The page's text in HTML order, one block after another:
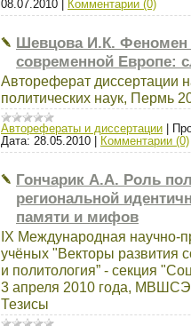
08.07.2010
Комментарии (0)
Шевцова И.К. Феномен
современной Европе:
Автореферат диссертации
политических наук, Пермь
Авторефераты и диссертации
Дата: 28.05.2010 Комментарии (0)
Гончарик А.А. Роль
региональной
памяти и мифов
IX Международная научно-
учёных "Векторы развития
и политология” - секция
3 апреля 2010 года,
Тезисы